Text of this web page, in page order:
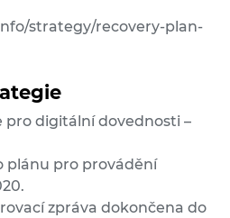
strategy/recovery-plan-
digitální dovednosti –
plánu pro provádění
zpráva dokončena do